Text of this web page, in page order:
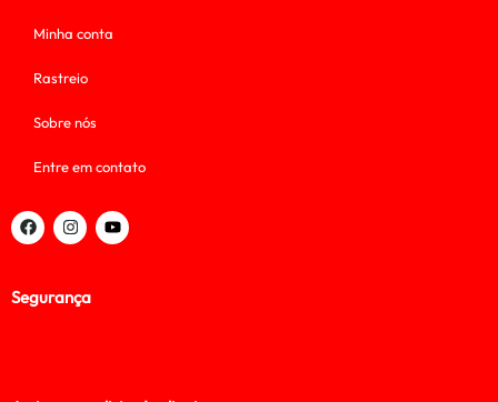
Minha conta
Rastreio
Sobre nós
Entre em contato
Segurança